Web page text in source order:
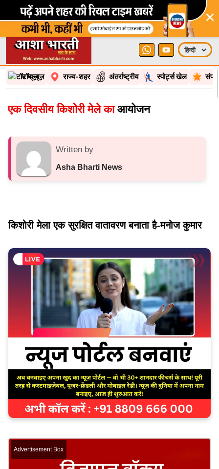
×
टॉप न्यूज़ राज्य-शहर अंतर्राष्ट्रीय स्पोर्ट्स खेल
एक दिवसीय किशोरी मेले काआयोजन
Written by
Asha Bharti News
किशोरी मेला एक सुरक्षित वातावरण बनाता है-मनोज कुमार
Advertisement Box